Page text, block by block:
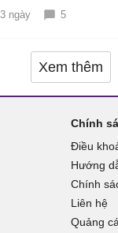
3 ngày 5
Xem thêm
Chính
Điều
Hướng
Chính
Liên hệ
Quảng